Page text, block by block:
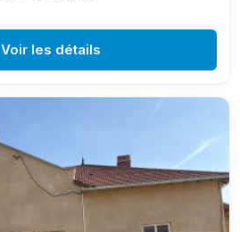
Voir les détails